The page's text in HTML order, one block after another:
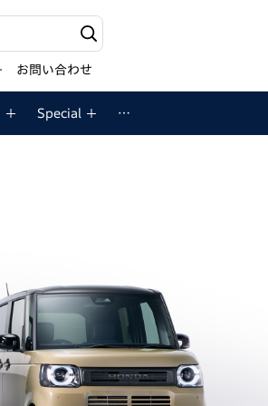
お問い合わせ
Special …